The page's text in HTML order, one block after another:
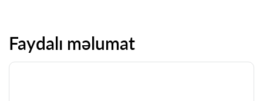
Faydalı məlumat